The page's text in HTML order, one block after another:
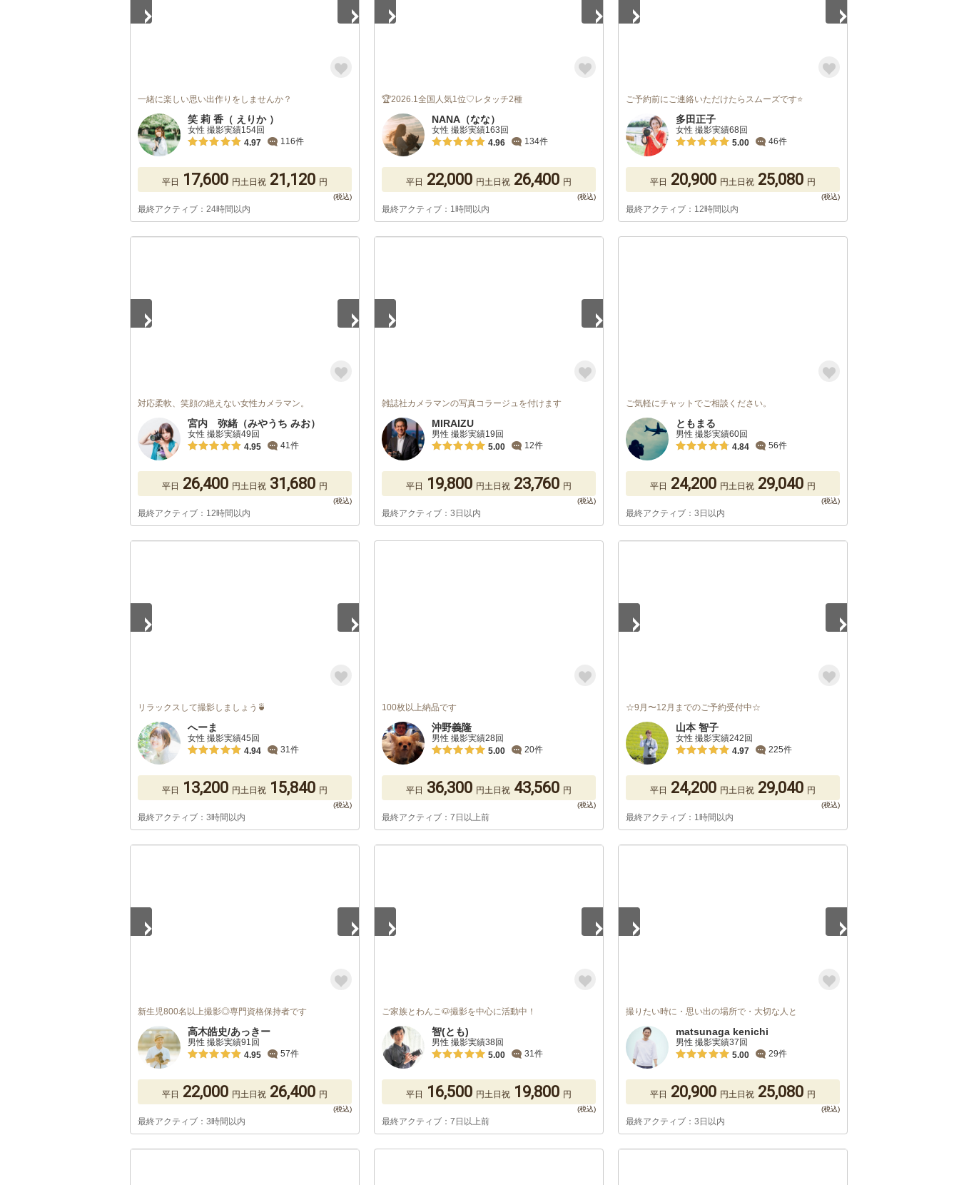
一緒に楽しい思い出作りをしませんか？
笑 莉 香（ えりか ）
女性 撮影実績154回
4.97
116件
平日 17,600 円土日祝 21,120 円
最終アクティブ：24時間以内
🏆2026.1全国人気1位♡レタッチ2種
NANA（なな）
女性 撮影実績163回
4.96
134件
平日 22,000 円土日祝 26,400 円
最終アクティブ：1時間以内
ご予約前にご連絡いただけたらスムーズです⭐
多田正子
女性 撮影実績68回
5.00
46件
平日 20,900 円土日祝 25,080 円
最終アクティブ：12時間以内
対応柔軟、笑顔の絶えない女性カメラマン。
宮内 弥緒（みやうち みお）
女性 撮影実績49回
4.95
41件
平日 26,400 円土日祝 31,680 円
最終アクティブ：12時間以内
雑誌社カメラマンの写真コラージュを付けます
MIRAIZU
男性 撮影実績19回
5.00
12件
平日 19,800 円土日祝 23,760 円
最終アクティブ：3日以内
ご気軽にチャットでご相談ください。
ともまる
男性 撮影実績60回
4.84
56件
平日 24,200 円土日祝 29,040 円
最終アクティブ：3日以内
リラックスして撮影しましょう🍵
へーま
女性 撮影実績45回
4.94
31件
平日 13,200 円土日祝 15,840 円
最終アクティブ：3時間以内
100枚以上納品です
沖野義隆
男性 撮影実績28回
5.00
20件
平日 36,300 円土日祝 43,560 円
最終アクティブ：7日以上前
☆9月〜12月までのご予約受付中☆
山本 智子
女性 撮影実績242回
4.97
225件
平日 24,200 円土日祝 29,040 円
最終アクティブ：1時間以内
新生児800名以上撮影◎専門資格保持者です
高木皓史/あっきー
男性 撮影実績91回
4.95
57件
平日 22,000 円土日祝 26,400 円
最終アクティブ：3時間以内
ご家族とわんこ🐶撮影を中心に活動中！
智(とも)
男性 撮影実績38回
5.00
31件
平日 16,500 円土日祝 19,800 円
最終アクティブ：7日以上前
撮りたい時に・思い出の場所で・大切な人と
matsunaga kenichi
男性 撮影実績37回
5.00
29件
平日 20,900 円土日祝 25,080 円
最終アクティブ：3日以内